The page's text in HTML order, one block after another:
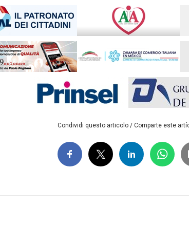
Condividi questo articolo / Comparte este